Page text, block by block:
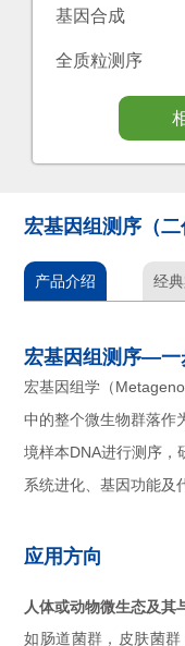
基因合成
全质粒测序
宏基因组测序（二
产品介绍 经
宏基因组测序—一
宏基因组学（
中的整个微生物群落作
境样本DNA进行测序，
系统进化、基因功能及
应用方向
人体或动物微生态及其
如肠道菌群，皮肤菌